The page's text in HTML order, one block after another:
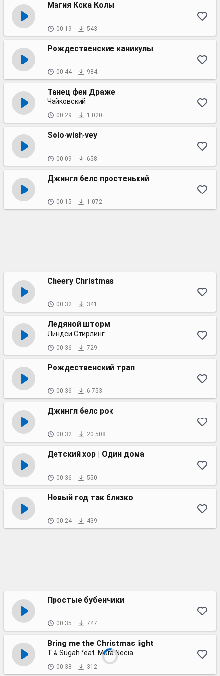
Магия Кока Колы
00:19 543
Рождественские каникулы
00:44 984
Танец феи Драже
Чайковский
00:29 1 020
Solo·wish·vey
00:09 658
Джингл белс простенький
00:15 1 072
Cheery Christmas
00:32 341
Ледяной шторм
Линдси Стирлинг
00:36 729
Рождественский трап
00:36 6 753
Джингл белс рок
00:32 20 508
Детский хор | Один дома
00:36 550
Новый год так близко
00:24 439
Простые бубенчики
00:35 747
Bring me the Christmas light
T & Sugah feat. Mara Necia
00:38 312